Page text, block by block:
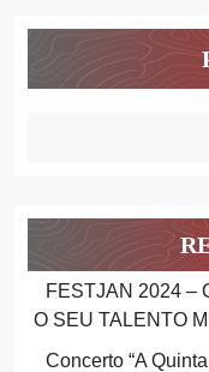
FESTJAN 2024 –
O SEU TALENTO
Concerto “A